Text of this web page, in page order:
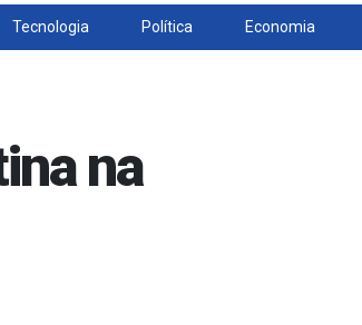
Tecnologia Política Economia
na